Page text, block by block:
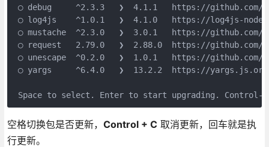
◯ debug     ^2.3.3   ❯  4.1.1   https://github.com/
◯ log4js    ^1.0.1   ❯  4.1.0   https://log4js-
◯ mustache  ^2.3.0   ❯  3.0.1   https://github.com/
◯ request   2.79.0   ❯  2.88.0  https://github.com/
◯ unescape  ^0.2.0   ❯  1.0.1   https://github.com/
◯ yargs     ^6.4.0   ❯  13.2.2  https://
Space to select. Enter to start upgrading. Control-
空格切换包是否更新， Control + C取消更新，回车就是执
行更新。